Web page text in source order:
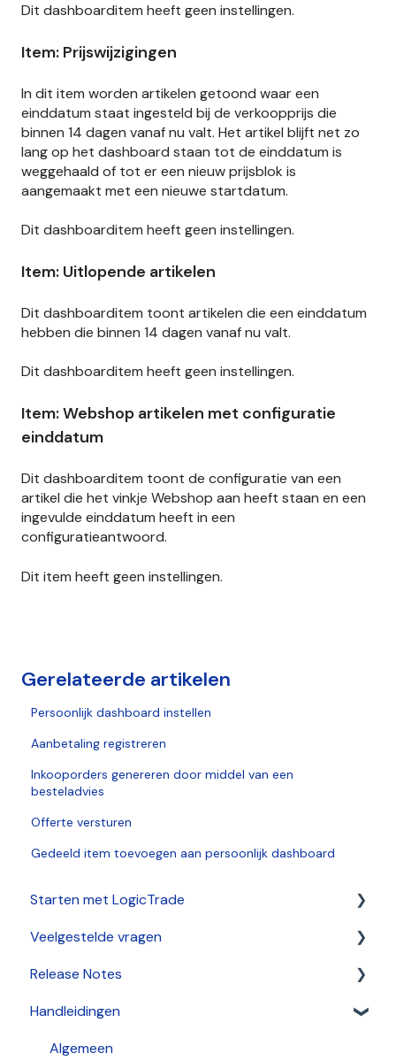
Dit dashboarditem heeft geen instellingen.
Item: Prijswijzigingen
In dit item worden artikelen getoond waar een
einddatum staat ingesteld bij de verkoopprijs die
binnen 14 dagen vanaf nu valt. Het artikel blijft net zo
lang op het dashboard staan tot de einddatum is
weggehaald of tot er een nieuw prijsblok is
aangemaakt met een nieuwe startdatum.
Dit dashboarditem heeft geen instellingen.
Item: Uitlopende artikelen
Dit dashboarditem toont artikelen die een einddatum
hebben die binnen 14 dagen vanaf nu valt.
Dit dashboarditem heeft geen instellingen.
Item: Webshop artikelen met configuratie
einddatum
Dit dashboarditem toont de configuratie van een
artikel die het vinkje Webshop aan heeft staan en een
ingevulde einddatum heeft in een
configuratieantwoord.
Dit item heeft geen instellingen.
Gerelateerde artikelen
Persoonlijk dashboard instellen
Aanbetaling registreren
Inkooporders genereren door middel van een
besteladvies
Offerte versturen
Gedeeld item toevoegen aan persoonlijk dashboard
Starten met LogicTrade
Verkoop
Algemeen
Artikelen
Stamgegevens
Veelgestelde vragen
HelpCenter
Release Notes
2026
2025
Handleidingen
Algemeen